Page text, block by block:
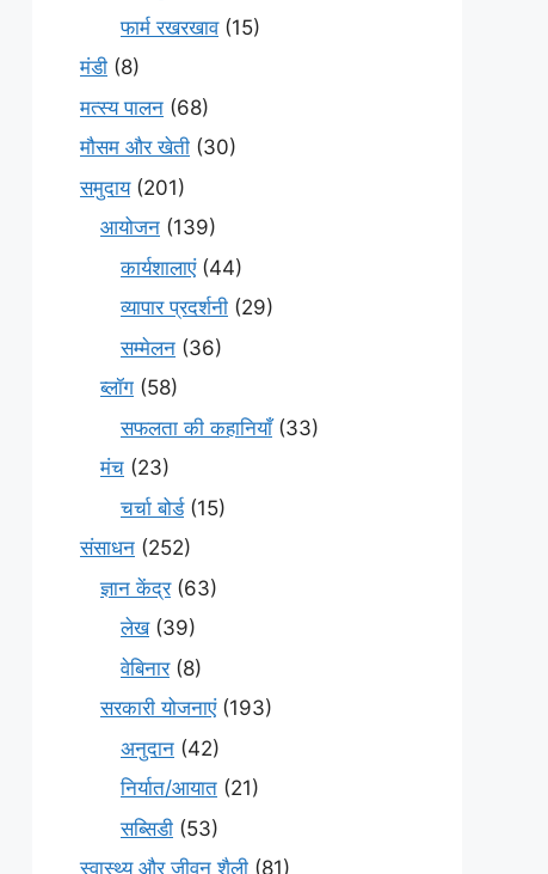
फार्म रखरखाव(15)
मंडी (8)
मत्स्य पालन (68)
मौसम और खेती (30)
समुदाय(201)
आयोजन (139)
कार्यशालाएं(44)
व्यापार प्रदर्शनी (29)
सम्मेलन (36)
ब्लॉग (58)
सफलता की कहानियाँ(33)
मंच (23)
चर्चा बोर्ड(15)
संसाधन (252)
ज्ञान केंद्र(63)
लेख(39)
वेबिनार(8)
सरकारी योजनाएं(193)
अनुदान (42)
निर्यात/आयात (21)
सब्सिडी (53)
स्वास्थ्य और जीवन शैली (81)